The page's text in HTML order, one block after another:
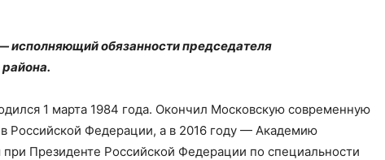
обязанности председателя
1 марта 1984 года. Окончил Московскую современную
Российской Федерации, а в 2016 году — Академию
при Президенте Российской Федерации по специальности